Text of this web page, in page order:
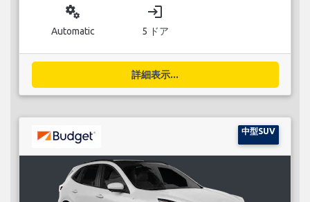
miscellaneous_services
Automatic
login
5 ドア
詳細表示...
中型SUV